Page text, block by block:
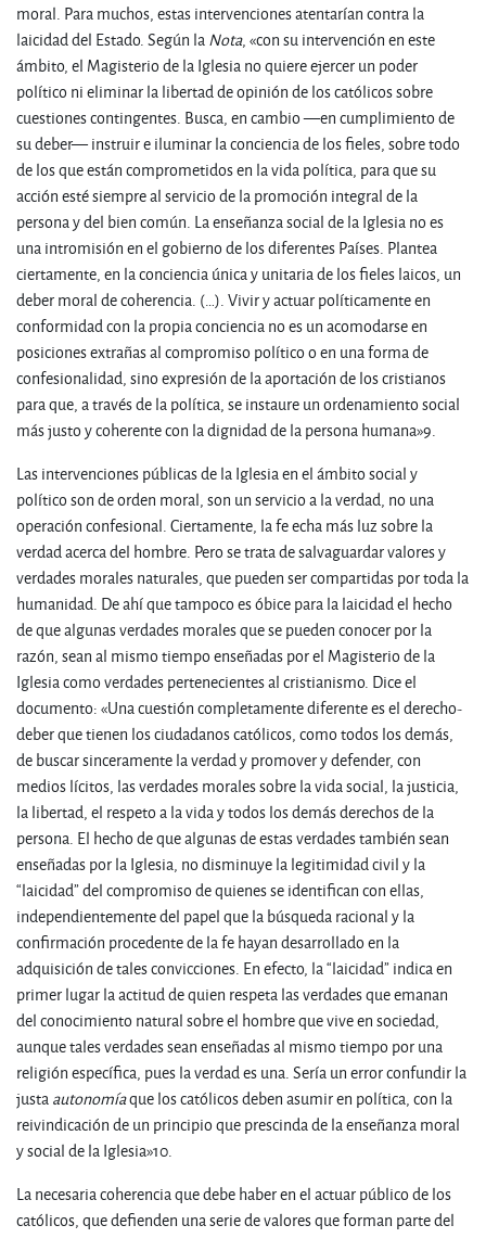
moral. Para muchos, estas intervenciones atentarían contra la
laicidad del Estado. Según laNota, «con su intervención en este
ámbito, el Magisterio de la Iglesia no quiere ejercer un poder
político ni eliminar la libertad de opinión de los católicos sobre
cuestiones contingentes. Busca, en cambio —en cumplimiento de
su deber— instruir e iluminar la conciencia de los fieles, sobre todo
de los que están comprometidos en la vida política, para que su
acción esté siempre al servicio de la promoción integral de la
persona y del bien común. La enseñanza social de la Iglesia no es
una intromisión en el gobierno de los diferentes Países. Plantea
ciertamente, en la conciencia única y unitaria de los fieles laicos, un
deber moral de coherencia. (…). Vivir y actuar políticamente en
conformidad con la propia conciencia no es un acomodarse en
posiciones extrañas al compromiso político o en una forma de
confesionalidad, sino expresión de la aportación de los cristianos
para que, a través de la política, se instaure un ordenamiento social
más justo y coherente con la dignidad de la persona humana»9.
Las intervenciones públicas de la Iglesia en el ámbito social y
político son de orden moral, son un servicio a la verdad, no una
operación confesional. Ciertamente, la fe echa más luz sobre la
verdad acerca del hombre. Pero se trata de salvaguardar valores y
verdades morales naturales, que pueden ser compartidas por toda la
humanidad. De ahí que tampoco es óbice para la laicidad el hecho
de que algunas verdades morales que se pueden conocer por la
razón, sean al mismo tiempo enseñadas por el Magisterio de la
Iglesia como verdades pertenecientes al cristianismo. Dice el
documento: «Una cuestión completamente diferente es el derecho-
deber que tienen los ciudadanos católicos, como todos los demás,
de buscar sinceramente la verdad y promover y defender, con
medios lícitos, las verdades morales sobre la vida social, la justicia,
la libertad, el respeto a la vida y todos los demás derechos de la
persona. El hecho de que algunas de estas verdades también sean
enseñadas por la Iglesia, no disminuye la legitimidad civil y la
“laicidad” del compromiso de quienes se identifican con ellas,
independientemente del papel que la búsqueda racional y la
confirmación procedente de la fe hayan desarrollado en la
adquisición de tales convicciones. En efecto, la “laicidad” indica en
primer lugar la actitud de quien respeta las verdades que emanan
del conocimiento natural sobre el hombre que vive en sociedad,
aunque tales verdades sean enseñadas al mismo tiempo por una
religión específica, pues la verdad es una. Sería un error confundir la
justaautonomíaque los católicos deben asumir en política, con la
reivindicación de un principio que prescinda de la enseñanza moral
y social de la Iglesia»10.
La necesaria coherencia que debe haber en el actuar público de los
católicos, que defienden una serie de valores que forman parte del